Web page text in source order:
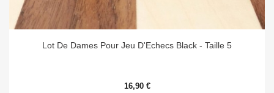
Lot De Dames Pour Jeu D'Echecs Black - Taille 5
16,90 €